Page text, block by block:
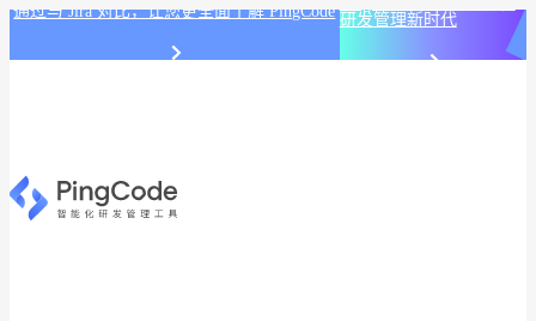
通过与 Jira 对比，让您更全面了解 PingCode 研发管理新时代